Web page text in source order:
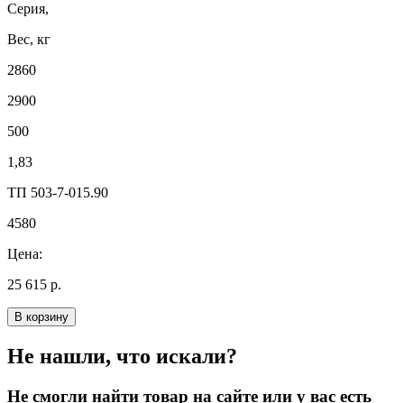
Серия,
Вес, кг
2860
2900
500
1,83
ТП 503-7-015.90
4580
Цена:
25 615 р.
В корзину
Не нашли, что искали?
Не смогли найти товар на сайте или у вас есть